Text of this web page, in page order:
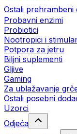
Ostali prehrambeni
Probavni enzimi
Probiotici
Nootropici i
Potpora za jetru
Biljni suplementi
Gljive
Gaming
Za ublažavanje
Ostali posebni
Uzorci
Odjeća